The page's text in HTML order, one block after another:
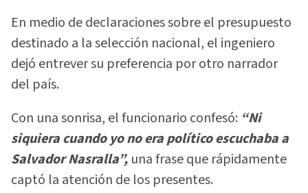
En medio de declaraciones sobre el presupuesto
destinado a la selección nacional, el ingeniero
dejó entrever su preferencia por otro narrador
del país.
Con una sonrisa, el funcionario confesó: “Ni
siquiera cuando yo no era político escuchaba a
Salvador Nasralla”, una frase que rápidamente
captó la atención de los presentes.